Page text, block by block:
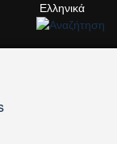
Ελληνικά